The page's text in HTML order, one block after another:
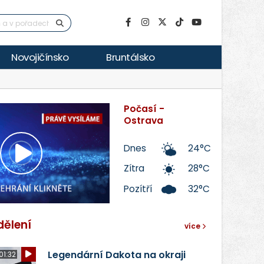
Novojičínsko Bruntálsko
Přehrát
video
Počasí -
Ostrava
Dnes
24°C
Zítra
28°C
Pozítří
32°C
více
Legendární Dakota na okraji